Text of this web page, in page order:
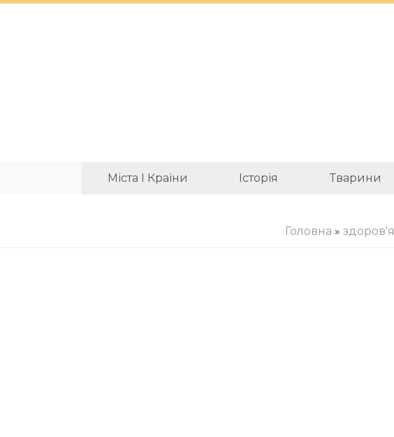
Міста І Країни Історія Тварини
Головна » здоров'я